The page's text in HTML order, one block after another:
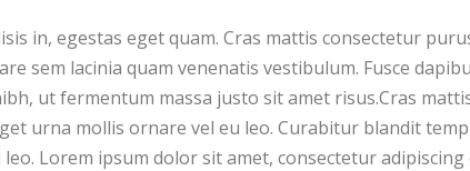
a
d
in, egestas eget quam. Cras mattis consectetur
sem lacinia quam venenatis vestibulum. Fusce
ut fermentum massa justo sit amet risus.Cras
urna mollis ornare vel eu leo. Curabitur blandit
Lorem ipsum dolor sit amet, consectetur